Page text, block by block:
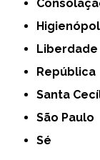
Liberdade
República
Santa
São Paulo
Sé